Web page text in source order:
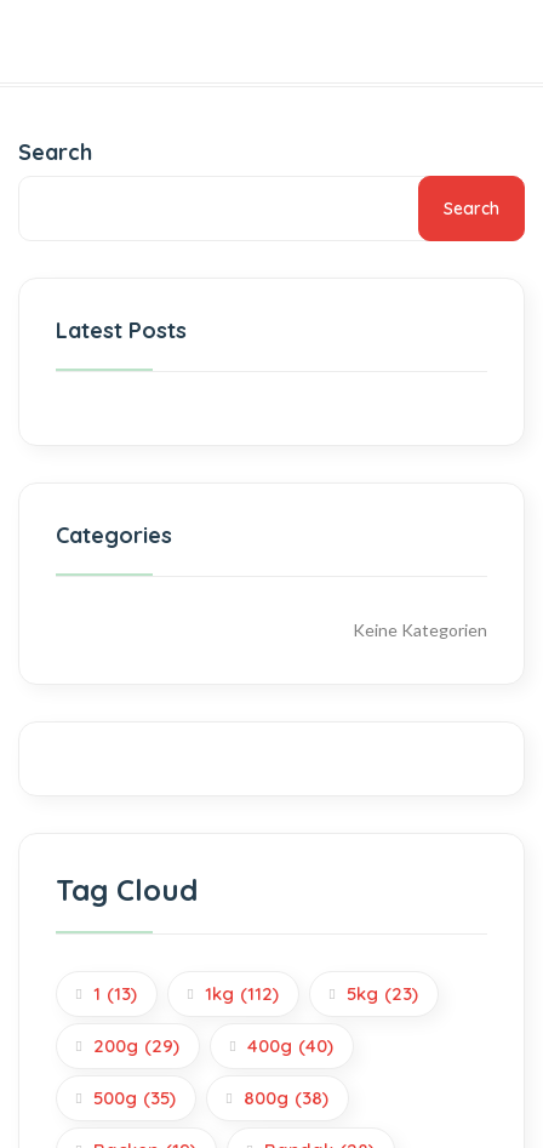
Search
Search
Latest Posts
Categories
Keine Kategorien
Tag Cloud
1 (13) 1kg (112) 5kg (23)
200g (29) 400g (40)
500g (35) 800g (38)